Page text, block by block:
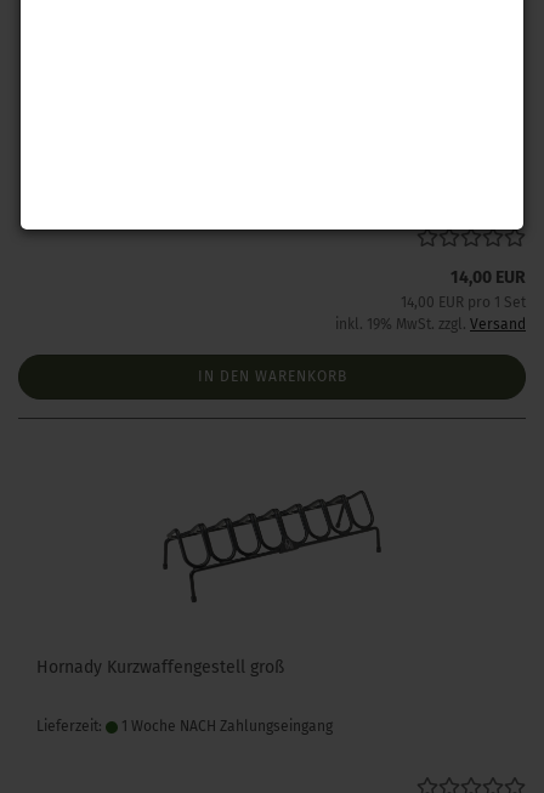
14,00 EUR
14,00 EUR pro 1 Set
inkl. 19% MwSt. zzgl. Versand
IN DEN WARENKORB
Hornady Kurzwaffengestell groß
Lieferzeit: 1 Woche NACH Zahlungseingang